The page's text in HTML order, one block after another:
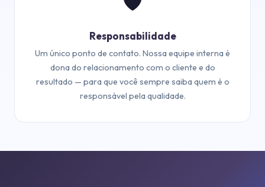
Responsabilidade
Um único ponto de contato. Nossa equipe interna é
dona do relacionamento com o cliente e do
resultado — para que você sempre saiba quem é o
responsável pela qualidade.